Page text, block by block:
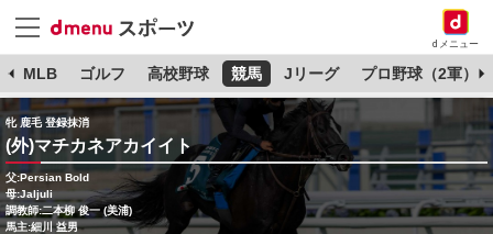
dメニュー
MLB ゴルフ 高校野球 競馬 Jリーグ プロ野球（2軍）
牝 鹿毛 登録抹消
(外)マチカネアカイイト
父:Persian Bold
母:Jaljuli
調教師:二本柳 俊一 (美浦)
馬主:細川 益男